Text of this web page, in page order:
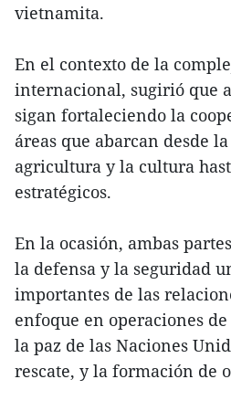
vietnamita.
En el contexto de la
internacional, sugirió que
sigan fortaleciendo la
áreas que abarcan desde
agricultura y la cultura
estratégicos.
En la ocasión, ambas
la defensa y la seguridad
importantes de las
enfoque en operaciones
la paz de las Naciones
rescate, y la formación de